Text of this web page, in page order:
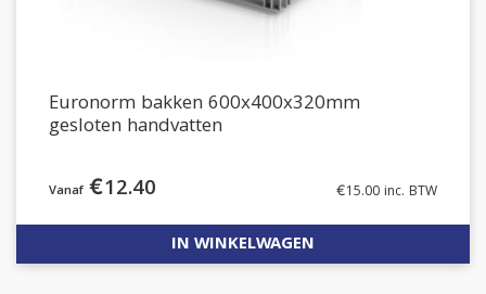
Euronorm bakken 600x400x320mm
gesloten handvatten
€12.40 €15.00 inc. BTW
IN WINKELWAGEN